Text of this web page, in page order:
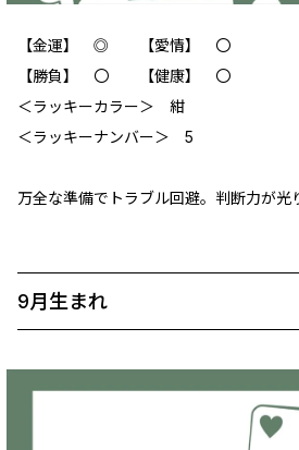
【金運】 ‪◎ 【愛情】 ‪〇
【勝負】 〇 【健康】 ‪〇
＜ラッキーカラー＞ 紺
＜ラッキーナンバー＞ 5
万全な準備でトラブル回避。判断力が光
9月生まれ